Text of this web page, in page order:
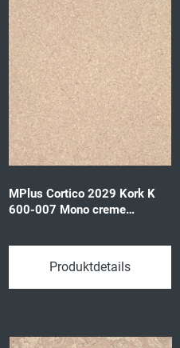
MPlus Cortico 2029 Kork K
600-007 Mono creme
Produktdetails